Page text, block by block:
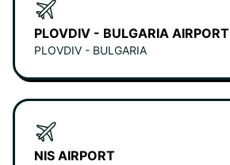
PLOVDIV - BULGARIA AIRPORT
PLOVDIV - BULGARIA
NIS AIRPORT